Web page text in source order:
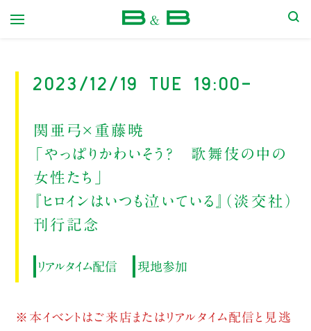
2023/12/19 Tue 19:00-
関亜弓×重藤暁
「やっぱりかわいそう？ 歌舞伎の中の
女性たち」
『ヒロインはいつも泣いている』（淡交社）
刊行記念
リアルタイム配信 現地参加
※本イベントはご来店またはリアルタイム配信と見逃